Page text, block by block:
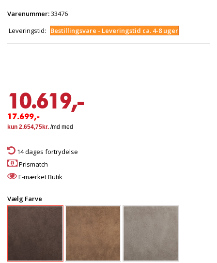
Varenummer:33476
Leveringstid:
Bestillingsvare - Leveringstid ca. 4-8 uger
10.619,-
17.699,-
14 dages fortrydelse
Prismatch
E-mærket Butik
Vælg Farve